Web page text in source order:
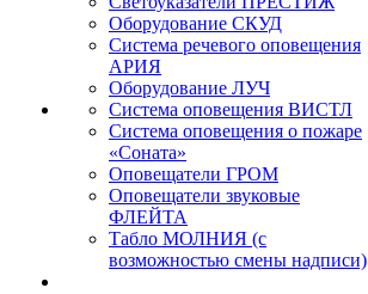
Оборудование СКУД
Система речевого оповещения
АРИЯ
Оборудование ЛУЧ
Система оповещения ВИСТЛ
Система оповещения о пожаре
«Соната»
Оповещатели ГРОМ
Оповещатели звуковые
ФЛЕЙТА
Табло МОЛНИЯ (с
возможностью смены надписи)